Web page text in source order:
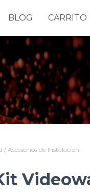
BLOG CARRITO
/ Accesorios de Instalación